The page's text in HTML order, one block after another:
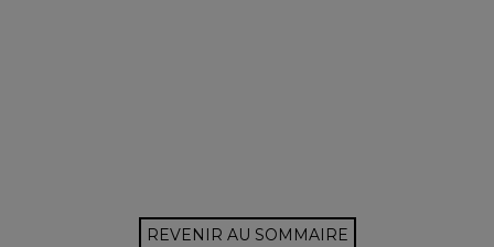
REVENIR AU SOMMAIRE